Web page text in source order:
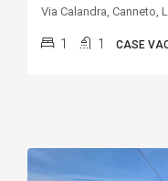
Via Calandra, Canneto,
1 1 CASE